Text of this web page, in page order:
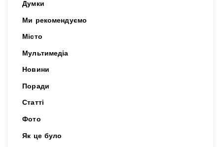
Думки
Ми рекомендуємо
Місто
Мультимедіа
Новини
Поради
Статті
Фото
Як це було